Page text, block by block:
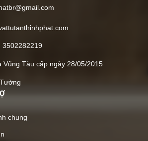
3502282219
Vũng Tàu cấp ngày 28/05/2015
chung